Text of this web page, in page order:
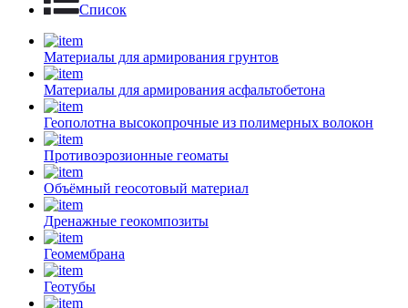
Список
Материалы для армирования грунтов
Материалы для армирования асфальтобетона
Геополотна высокопрочные из полимерных волокон
Противоэрозионные геоматы
Объёмный геосотовый материал
Дренажные геокомпозиты
Геомембрана
Геотубы